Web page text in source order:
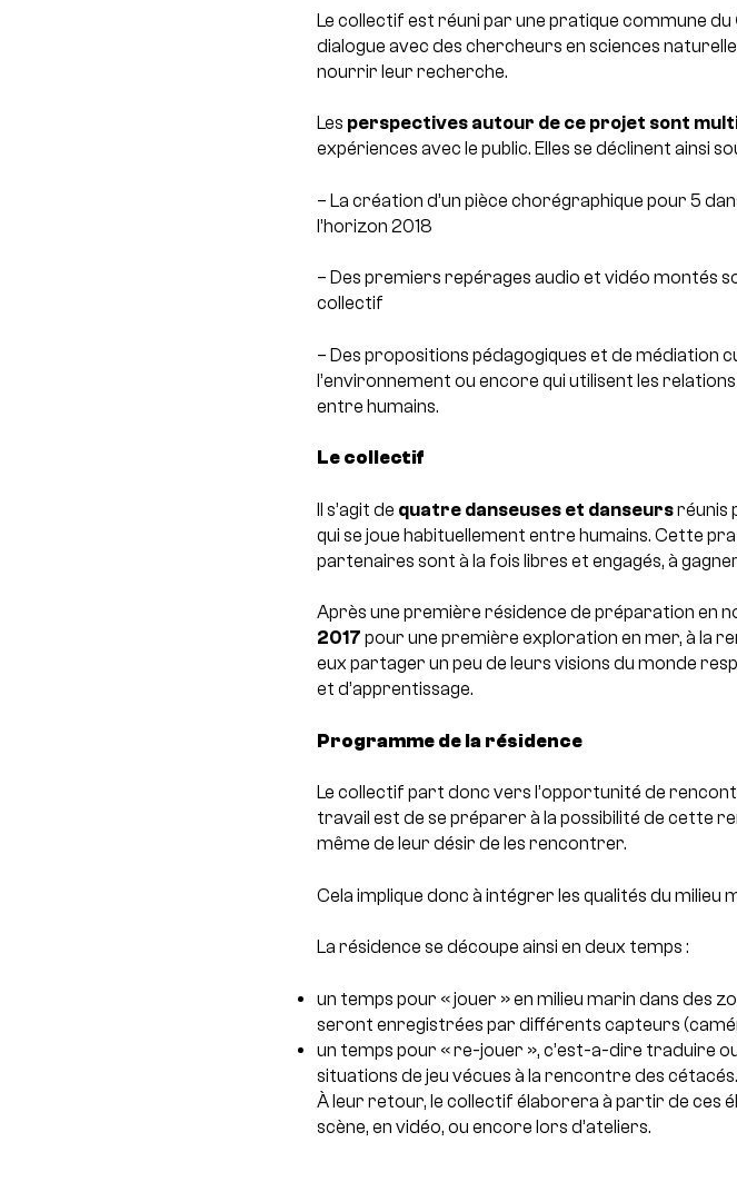
Le collectif est réuni par une pratique commune du
dialogue avec des chercheurs en sciences
nourrir leur recherche.
Les perspectives autour de ce projet sont
expériences avec le public. Elles se déclinent ainsi
– La création d’un pièce chorégraphique pour 5
l’horizon 2018
– Des premiers repérages audio et vidéo montés
collectif
– Des propositions pédagogiques et de médiation
l’environnement ou encore qui utilisent les
entre humains.
Le collectif
Il s’agit de quatre danseuses et danseursréunis
qui se joue habituellement entre humains. Cette
partenaires sont à la fois libres et engagés, à
Après une première résidence de préparation en
2017 pour une première exploration en mer, à la
eux partager un peu de leurs visions du monde
et d’apprentissage.
Programme de la résidence
Le collectif part donc vers l’opportunité de
travail est de se préparer à la possibilité de cette
même de leur désir de les rencontrer.
Cela implique donc à intégrer les qualités du milieu
La résidence se découpe ainsi en deux temps :
un temps pour « jouer » en milieu marin dans des
seront enregistrées par différents capteurs
un temps pour « re-jouer », c’est-a-dire traduire
situations de jeu vécues à la rencontre des cétacés.
À leur retour, le collectif élaborera à partir de ces
scène, en vidéo, ou encore lors d’ateliers.